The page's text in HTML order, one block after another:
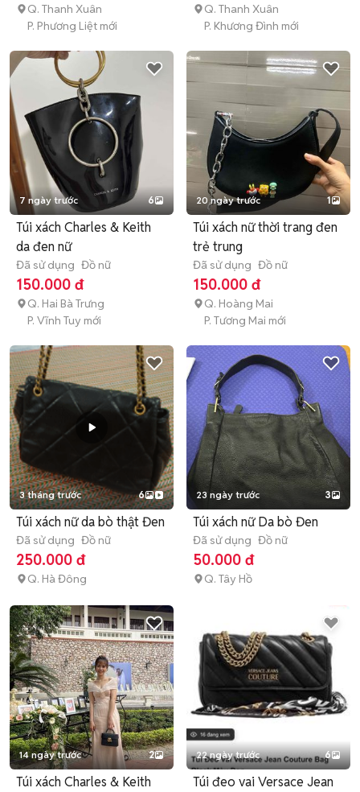
Q. Thanh Xuân
P. Phương Liệt mới
Q. Thanh Xuân
P. Khương Đình mới
7 ngày trước 6
Túi xách Charles & Keith
da đen nữ
Đã sử dụng Đồ nữ
150.000 đ
Q. Hai Bà Trưng
P. Vĩnh Tuy mới
20 ngày trước 1
Túi xách nữ thời trang đen
trẻ trung
Đã sử dụng Đồ nữ
150.000 đ
Q. Hoàng Mai
P. Tương Mai mới
3 tháng trước 6
Túi xách nữ da bò thật Đen
Đã sử dụng Đồ nữ
250.000 đ
Q. Hà Đông
23 ngày trước 3
Túi xách nữ Da bò Đen
Đã sử dụng Đồ nữ
50.000 đ
Q. Tây Hồ
14 ngày trước 2
Túi xách Charles & Keith
22 ngày trước 6
Túi đeo vai Versace Jean